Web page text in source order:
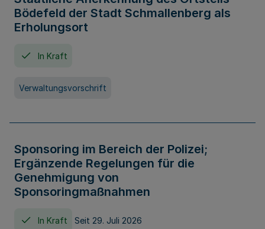
Bödefeld der Stadt Schmallenberg als
Erholungsort
In Kraft
Verwaltungsvorschrift
Sponsoring im Bereich der Polizei;
Ergänzende Regelungen für die
Genehmigung von
Sponsoringmaßnahmen
In Kraft Seit 29. Juli 2026